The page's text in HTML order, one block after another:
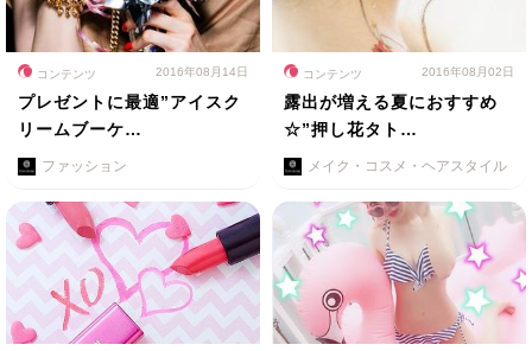
コンテンツ 2016年08月14日
プレゼントに最適”アイスク
リームブーケ…
ファッション
コンテンツ 2016年08月02日
露出が増える夏におすすめ
☆”押し花タト…
メイク・コスメ・ヘアスタイル